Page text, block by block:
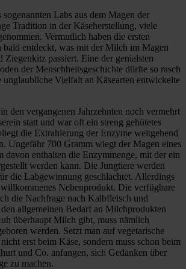
Labs aus dem Magen der
Tradition in der Käseherstellung, viele
Vermutlich haben die ersten
bald entdeckt, was mit der Milch im Magen
passiert. Eine der genialsten
der Menschheitsgeschichte dürfte so rasch
unglaubliche Vielfalt an Käsearten entwickelte
den vergangenen Jahrzehnten noch vermehrt
statt und war oft ein streng gehütetes
die Extrahierung der Enzyme weitgehend
Ungefähr 700 Gramm wiegt der Magen eines
davon enthalten die Enzymmenge, mit der ein
werden kann. Die Jungtiere werden
die Labgewinnung geschlachtet. Allerdings
Nebenprodukt. Die verfügbare
die Nachfrage nach Kalbfleisch und
allgemeinen Bedarf an Milchprodukten
überhaupt Milch gibt, muss nämlich
werden. Setzt man auf vegetarische
erst beim Käse, sondern muss schon beim
und Co. anfangen, sich Gedanken über
zu machen.